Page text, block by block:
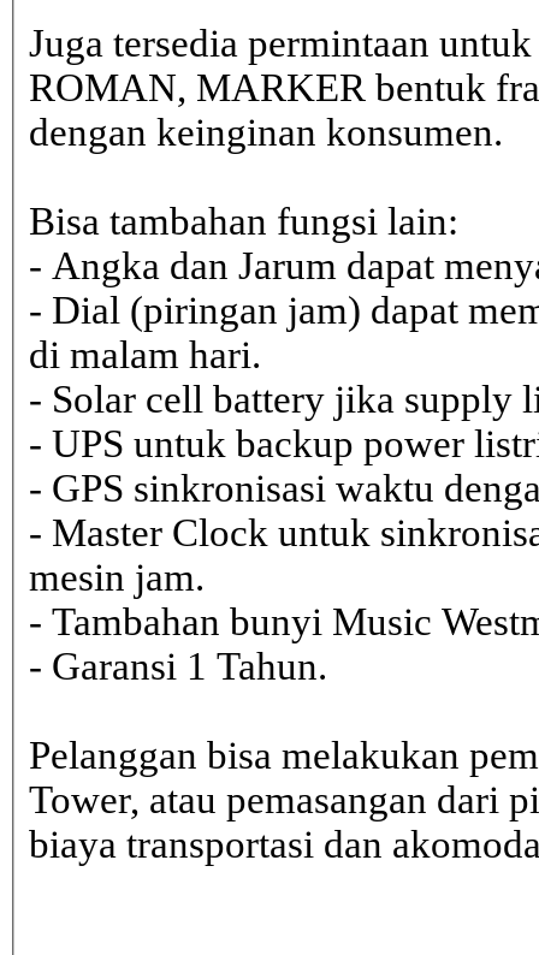
Juga tersedia permintaan
ROMAN, MARKER bentuk
dengan keinginan konsumen.
Bisa tambahan fungsi lain:
- Angka dan Jarum dapat
- Dial (piringan jam) dapat
di malam hari.
- Solar cell battery jika supply
- UPS untuk backup power
- GPS sinkronisasi waktu
- Master Clock untuk
mesin jam.
- Tambahan bunyi Music
- Garansi 1 Tahun.
Pelanggan bisa melakukan
Tower, atau pemasangan dari
biaya transportasi dan